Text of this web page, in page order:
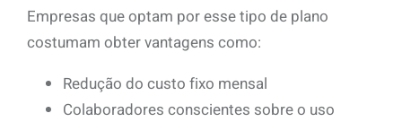
Empresas que optam por esse tipo de plano
costumam obter vantagens como:
Redução do custo fixo mensal
Colaboradores conscientes sobre o uso